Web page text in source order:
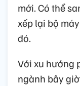
mới. Có thể
xếp lại bộ
đó.
Với xu hướng
ngành bây